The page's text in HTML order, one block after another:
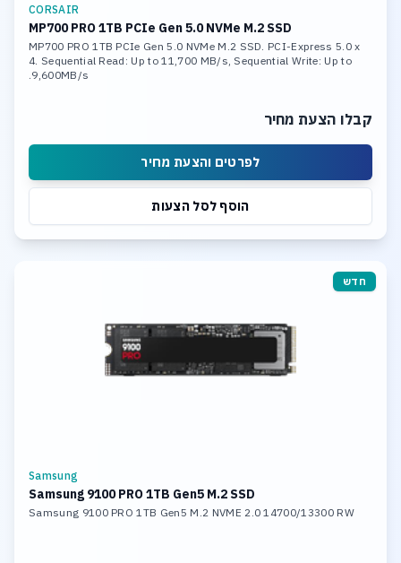
CORSAIR
MP700 PRO 1TB PCIe Gen 5.0 NVMe M.2 SSD
MP700 PRO 1TB PCIe Gen 5.0 NVMe M.2 SSD. PCI-Express 5.0 x
4. Sequential Read: Up to 11,700 MB/s, Sequential Write: Up to
9,600MB/s.
קבלו הצעת מחיר
לפרטים והצעת מחיר
הוסף לסל הצעות
חדש
Samsung
Samsung 9100 PRO 1TB Gen5 M.2 SSD
Samsung 9100 PRO 1TB Gen5 M.2 NVME 2.0 14700/13300 RW